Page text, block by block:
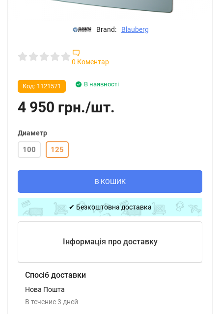
Brand: Blauberg
0 Коментар
В наявності
Код: 1121571
4 950 грн./шт.
Диаметр
100 125
В КОШИК
✔ Безкоштовна доставка
Інформація про доставку
Спосіб доставки
Нова Пошта
В течение3 дней